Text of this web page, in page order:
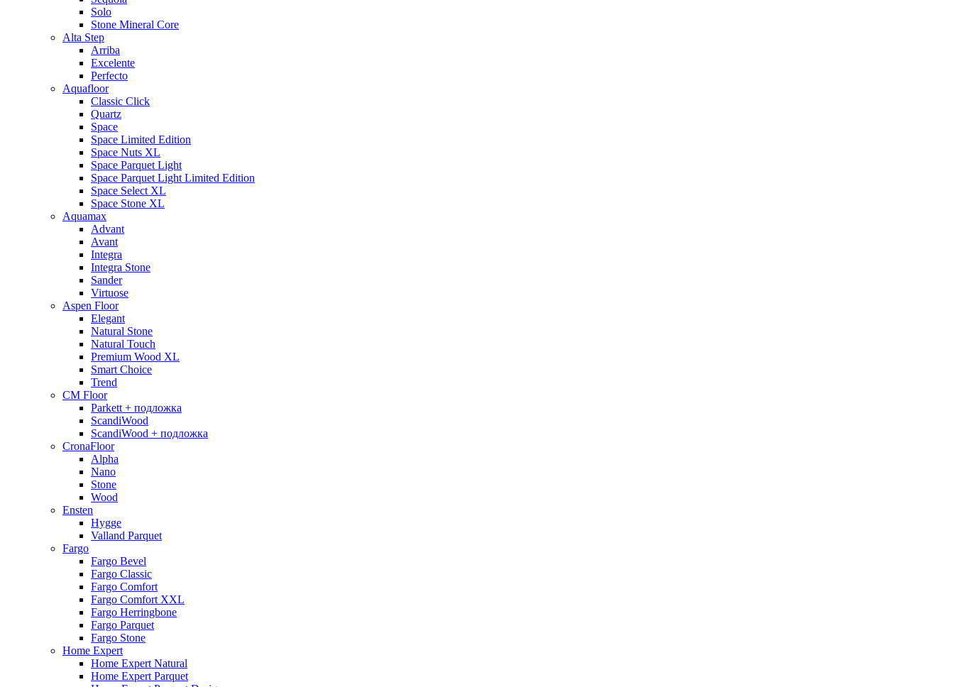
Solo
Stone Mineral Core
Alta Step
Arriba
Excelente
Perfecto
Aquafloor
Classic Click
Quartz
Space
Space Limited Edition
Space Nuts XL
Space Parquet Light
Space Parquet Light Limited Edition
Space Select XL
Space Stone XL
Aquamax
Advant
Avant
Integra
Integra Stone
Sander
Virtuose
Aspen Floor
Elegant
Natural Stone
Natural Touch
Premium Wood XL
Smart Choice
Trend
CM Floor
Parkett + подложка
ScandiWood
ScandiWood + подложка
CronaFloor
Alpha
Nano
Stone
Wood
Ensten
Hygge
Valland Parquet
Fargo
Fargo Bevel
Fargo Classic
Fargo Comfort
Fargo Comfort XXL
Fargo Herringbone
Fargo Parquet
Fargo Stone
Home Expert
Home Expert Natural
Home Expert Parquet